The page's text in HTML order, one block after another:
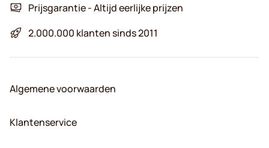
Prijsgarantie - Altijd eerlijke prijzen
2.000.000 klanten sinds 2011
Algemene voorwaarden
Klantenservice